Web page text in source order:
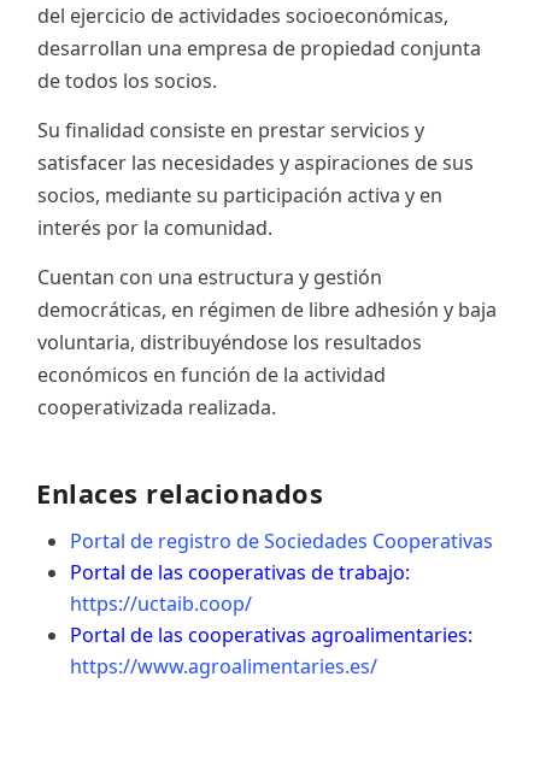
del ejercicio de actividades socioeconómicas,
desarrollan una empresa de propiedad conjunta
de todos los socios.
Su finalidad consiste en prestar servicios y
satisfacer las necesidades y aspiraciones de sus
socios, mediante su participación activa y en
interés por la comunidad.
Cuentan con una estructura y gestión
democráticas, en régimen de libre adhesión y baja
voluntaria, distribuyéndose los resultados
económicos en función de la actividad
cooperativizada realizada.
Enlaces relacionados
Portal de registro de Sociedades Cooperativas
Portal de las cooperativas de trabajo:
https://uctaib.coop/
Portal de las cooperativas agroalimentaries:
https://www.agroalimentaries.es/